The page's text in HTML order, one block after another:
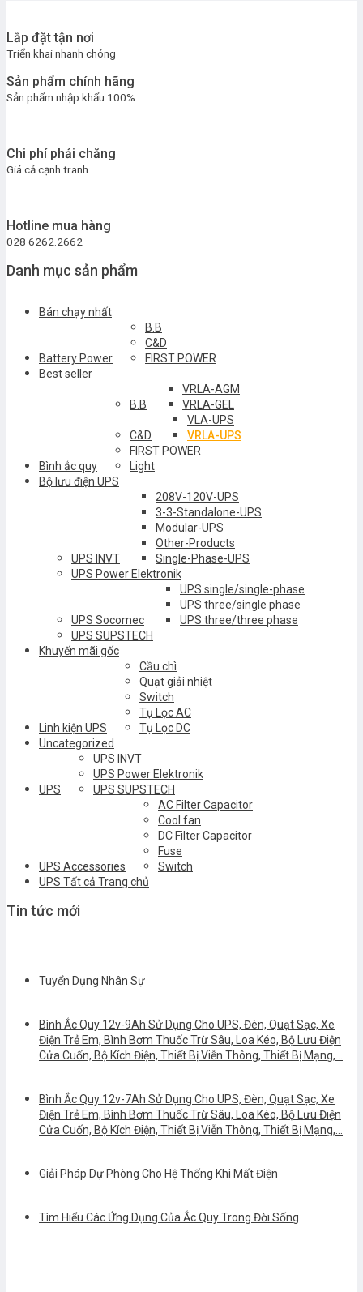
Lắp đặt tận nơi
Triển khai nhanh chóng
Sản phẩm chính hãng
Sản phẩm nhập khẩu 100%
Chi phí phải chăng
Giá cả cạnh tranh
Hotline mua hàng
028 6262.2662
Danh mục sản phẩm
Bán chạy nhất
Battery Power
B.B
C&D
FIRST POWER
Best seller
Bình ắc quy
B.B
VRLA-AGM
VRLA-GEL
C&D
VLA-UPS
VRLA-UPS
FIRST POWER
Light
Bộ lưu điện UPS
UPS INVT
208V-120V-UPS
3-3-Standalone-UPS
Modular-UPS
Other-Products
Single-Phase-UPS
UPS Power Elektronik
UPS Socomec
UPS single/single-phase
UPS three/single phase
UPS three/three phase
UPS SUPSTECH
Khuyến mãi gốc
Linh kiện UPS
Cầu chì
Quạt giải nhiệt
Switch
Tụ Lọc AC
Tụ Lọc DC
Uncategorized
UPS
UPS INVT
UPS Power Elektronik
UPS SUPSTECH
UPS Accessories
AC Filter Capacitor
Cool fan
DC Filter Capacitor
Fuse
Switch
UPS Tất cả Trang chủ
Tin tức mới
Tuyển Dụng Nhân Sự
Bình Ắc Quy 12v-9Ah Sử Dụng Cho UPS, Đèn, Quạt Sạc, Xe
Điện Trẻ Em, Bình Bơm Thuốc Trừ Sâu, Loa Kéo, Bộ Lưu Điện
Cửa Cuốn, Bộ Kích Điện, Thiết Bị Viễn Thông, Thiết Bị Mạng,…
Bình Ắc Quy 12v-7Ah Sử Dụng Cho UPS, Đèn, Quạt Sạc, Xe
Điện Trẻ Em, Bình Bơm Thuốc Trừ Sâu, Loa Kéo, Bộ Lưu Điện
Cửa Cuốn, Bộ Kích Điện, Thiết Bị Viễn Thông, Thiết Bị Mạng,…
Giải Pháp Dự Phòng Cho Hệ Thống Khi Mất Điện
Tìm Hiểu Các Ứng Dụng Của Ắc Quy Trong Đời Sống